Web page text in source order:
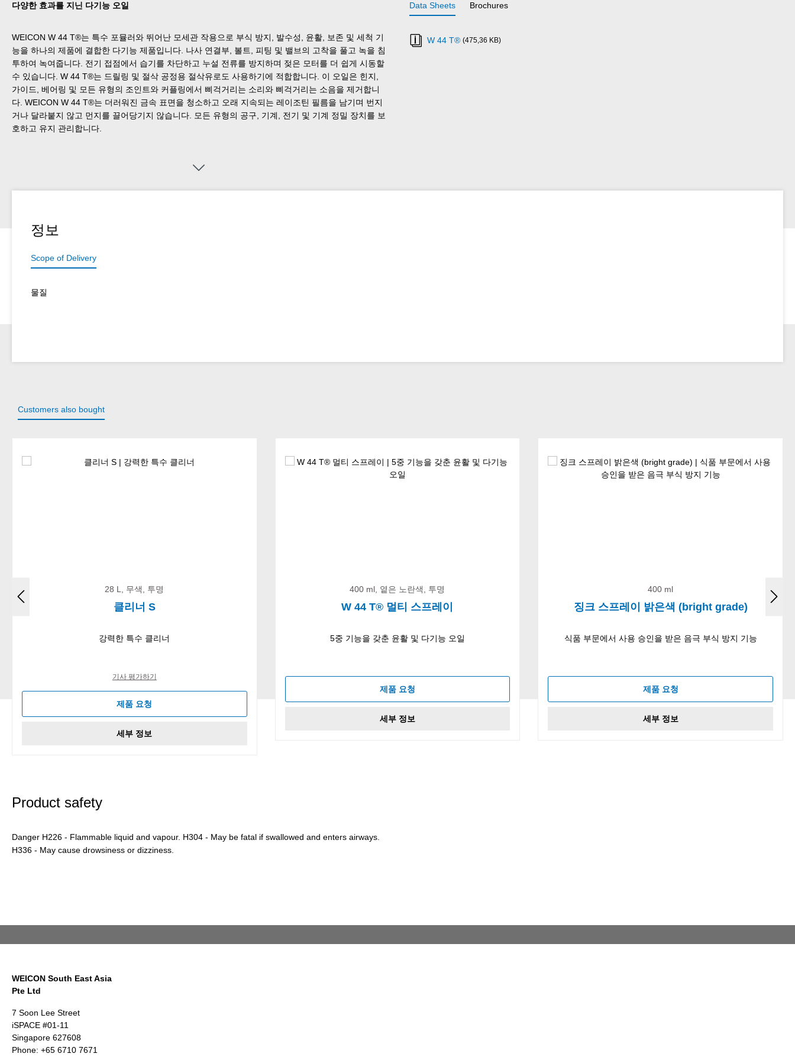
다양한 효과를 지닌 다기능 오일
WEICON W 44 T®는 특수 포뮬러와 뛰어난 모세관 작용으로 부식 방지, 발수성, 윤활, 보존 및 세척 기
능을 하나의 제품에 결합한 다기능 제품입니다. 나사 연결부, 볼트, 피팅 및 밸브의 고착을 풀고 녹을 침
투하여 녹여줍니다. 전기 접점에서 습기를 차단하고 누설 전류를 방지하며 젖은 모터를 더 쉽게 시동할
수 있습니다. W 44 T®는 드릴링 및 절삭 공정용 절삭유로도 사용하기에 적합합니다. 이 오일은 힌지,
가이드, 베어링 및 모든 유형의 조인트와 커플링에서 삐걱거리는 소리와 삐걱거리는 소음을 제거합니
다. WEICON W 44 T®는 더러워진 금속 표면을 청소하고 오래 지속되는 레이조틴 필름을 남기며 번지
거나 달라붙지 않고 먼지를 끌어당기지 않습니다. 모든 유형의 공구, 기계, 전기 및 기계 정밀 장치를 보
호하고 유지 관리합니다.
Data Sheets Brochures
W 44 T® (475,36 KB)
정보
Scope of Delivery
물질
Customers also bought
28 L, 무색, 투명
클리너 S
강력한 특수 클리너
기사 평가하기
제품 요청
세부 정보
400 ml, 옅은 노란색, 투명
W 44 T® 멀티 스프레이
5중 기능을 갖춘 윤활 및 다기능 오일
제품 요청
세부 정보
400 ml
징크 스프레이 밝은색 (bright grade)
식품 부문에서 사용 승인을 받은 음극 부식 방지 기능
제품 요청
세부 정보
Product safety
Danger H226 - Flammable liquid and vapour. H304 - May be fatal if swallowed and enters airways.
H336 - May cause drowsiness or dizziness.
WEICON South East Asia
Pte Ltd
7 Soon Lee Street
iSPACE #01-11
Singapore 627608
Phone: +65 6710 7671